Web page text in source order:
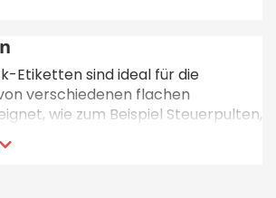
Etiketten sind ideal für die
verschiedenen flachen
wie zum Beispiel Steuerpulten,
Spannungsmarkierer,
Beschriftungen. Die